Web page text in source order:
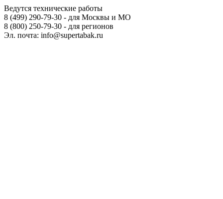
Ведутся технические работы
8 (499) 290-79-30 - для Москвы и МО
8 (800) 250-79-30 - для регионов
Эл. почта: info@supertabak.ru